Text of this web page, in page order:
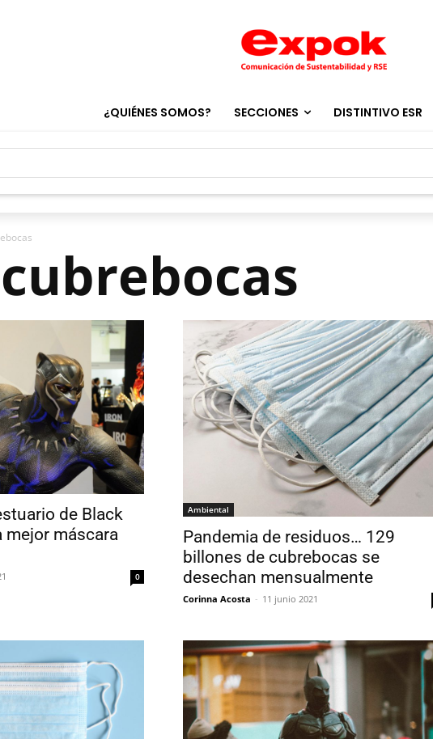
¿QUIÉNES SOMOS? SECCIONES DISTINTIVO ESR
de Black
mejor máscara
0
Ambiental
Pandemia de residuos… 129
billones de cubrebocas se
desechan mensualmente
Corinna Acosta - 11 junio 2021